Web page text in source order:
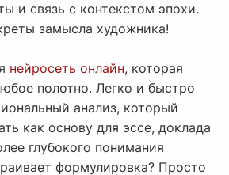
и связь с контекстом эпохи.
замысла художника!
нейросеть онлайн, которая
полотно. Легко и быстро
анализ, который
как основу для эссе, доклада
глубокого понимания
формулировка? Просто